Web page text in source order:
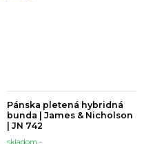
Pánska pletená hybridná
bunda | James & Nicholson
| JN 742